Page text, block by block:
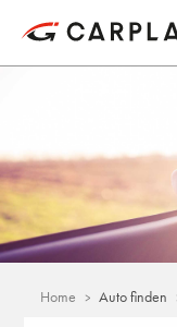
Home Auto finden